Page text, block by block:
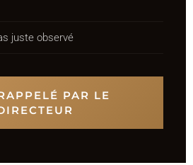
juste observé
PAR LE